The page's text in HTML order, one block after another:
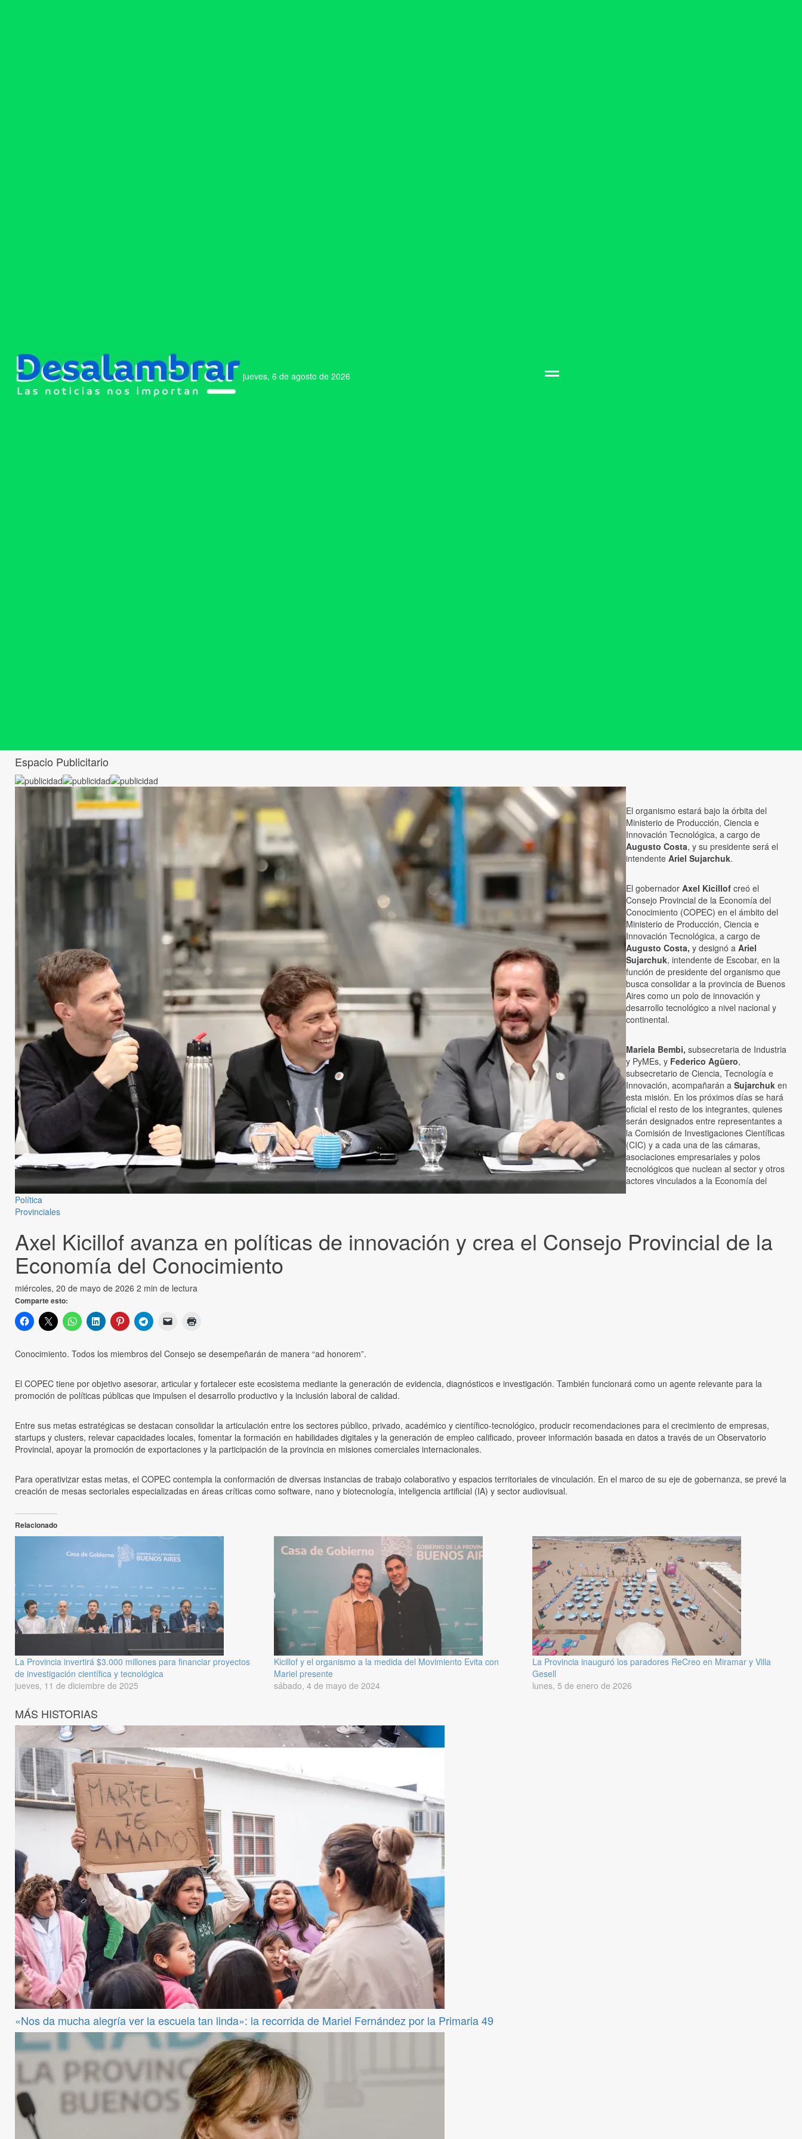
jueves, 6 de agosto de 2026
Espacio Publicitario
Política
Provinciales
Axel Kicillof avanza en políticas de innovación y crea el Consejo Provincial de la
Economía del Conocimiento
miércoles, 20 de mayo de 2026 2 min de lectura
Comparte esto:
El organismo estará bajo la órbita del
Ministerio de Producción, Ciencia e
Innovación Tecnológica, a cargo de
Augusto Costa, y su presidente será el
intendente Ariel Sujarchuk.
El gobernador Axel Kicillof creó el
Consejo Provincial de la Economía del
Conocimiento (COPEC) en el ámbito del
Ministerio de Producción, Ciencia e
Innovación Tecnológica, a cargo de
Augusto Costa, y designó a Ariel
Sujarchuk, intendente de Escobar, en la
función de presidente del organismo que
busca consolidar a la provincia de Buenos
Aires como un polo de innovación y
desarrollo tecnológico a nivel nacional y
continental.
Mariela Bembi, subsecretaria de Industria
y PyMEs, y Federico Agüero,
subsecretario de Ciencia, Tecnología e
Innovación, acompañarán a Sujarchuk en
esta misión. En los próximos días se hará
oficial el resto de los integrantes, quienes
serán designados entre representantes a
la Comisión de Investigaciones Científicas
(CIC) y a cada una de las cámaras,
asociaciones empresariales y polos
tecnológicos que nuclean al sector y otros
actores vinculados a la Economía del
Conocimiento. Todos los miembros del Consejo se desempeñarán de manera “ad honorem”.
El COPEC tiene por objetivo asesorar, articular y fortalecer este ecosistema mediante la generación de evidencia, diagnósticos e investigación. También funcionará como un agente relevante para la
promoción de políticas públicas que impulsen el desarrollo productivo y la inclusión laboral de calidad.
Entre sus metas estratégicas se destacan consolidar la articulación entre los sectores público, privado, académico y científico-tecnológico, producir recomendaciones para el crecimiento de empresas,
startups y clusters, relevar capacidades locales, fomentar la formación en habilidades digitales y la generación de empleo calificado, proveer información basada en datos a través de un Observatorio
Provincial, apoyar la promoción de exportaciones y la participación de la provincia en misiones comerciales internacionales.
Para operativizar estas metas, el COPEC contempla la conformación de diversas instancias de trabajo colaborativo y espacios territoriales de vinculación. En el marco de su eje de gobernanza, se prevé la
creación de mesas sectoriales especializadas en áreas críticas como software, nano y biotecnología, inteligencia artificial (IA) y sector audiovisual.
Relacionado
La Provincia invertirá $3.000 millones para financiar proyectos
de investigación científica y tecnológica
jueves, 11 de diciembre de 2025
Kicillof y el organismo a la medida del Movimiento Evita con
Mariel presente
sábado, 4 de mayo de 2024
La Provincia inauguró los paradores ReCreo en Miramar y Villa
Gesell
lunes, 5 de enero de 2026
MÁS HISTORIAS
«Nos da mucha alegría ver la escuela tan linda»: la recorrida de Mariel Fernández por la Primaria 49